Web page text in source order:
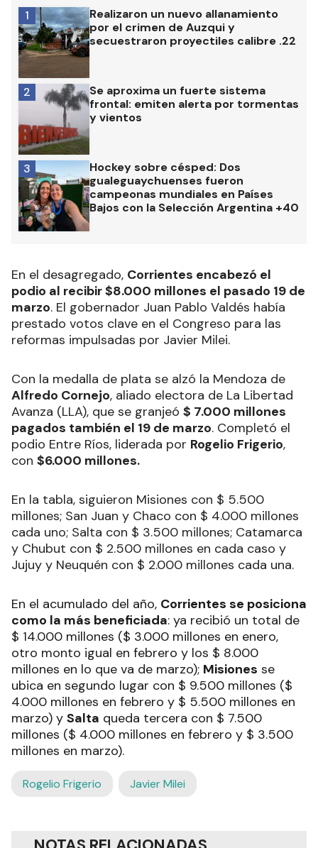
Realizaron un nuevo allanamiento
por el crimen de Auzqui y
secuestraron proyectiles calibre .22
1
Se aproxima un fuerte sistema
frontal: emiten alerta por tormentas
y vientos
2
Hockey sobre césped: Dos
gualeguaychuenses fueron
campeonas mundiales en Países
Bajos con la Selección Argentina +40
3
En el desagregado, Corrientes encabezó el
podio al recibir $8.000 millones el pasado 19 de
marzo. El gobernador Juan Pablo Valdés había
prestado votos clave en el Congreso para las
reformas impulsadas por Javier Milei.
Con la medalla de plata se alzó la Mendoza de
Alfredo Cornejo, aliado electora de La Libertad
Avanza (LLA), que se granjeó $ 7.000 millones
pagados también el 19 de marzo. Completó el
podio Entre Ríos, liderada por Rogelio Frigerio,
con $6.000 millones.
En la tabla, siguieron Misiones con $ 5.500
millones; San Juan y Chaco con $ 4.000 millones
cada uno; Salta con $ 3.500 millones; Catamarca
y Chubut con $ 2.500 millones en cada caso y
Jujuy y Neuquén con $ 2.000 millones cada una.
En el acumulado del año, Corrientes se posiciona
como la más beneficiada: ya recibió un total de
$ 14.000 millones ($ 3.000 millones en enero,
otro monto igual en febrero y los $ 8.000
millones en lo que va de marzo); Misiones se
ubica en segundo lugar con $ 9.500 millones ($
4.000 millones en febrero y $ 5.500 millones en
marzo) y Salta queda tercera con $ 7.500
millones ($ 4.000 millones en febrero y $ 3.500
millones en marzo).
Rogelio Frigerio Javier Milei